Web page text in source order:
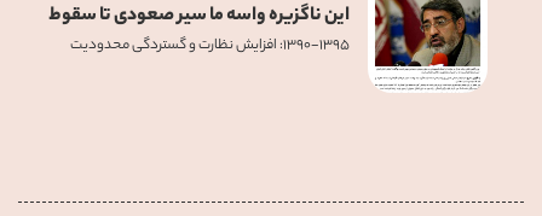
این ناگزیره واسه ما سیر صعودی تا سقوط
۱۳۹۰-۱۳۹۵: افزایش نظارت و گستردگی محدودیت‌